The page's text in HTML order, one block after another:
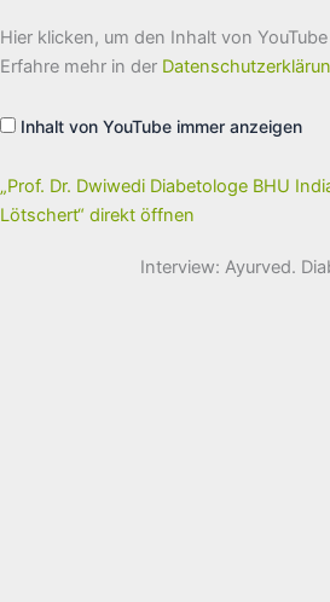
„Prof.
Dr.
Dwiwedi
India
–
Petra
Lötschert“
von
Hier klicken, um den Inhalt von
Erfahre mehr in der
Inhalt von YouTube immer anzeigen
„Prof. Dr. Dwiwedi Diabetologe BHU
Lötschert“ direkt öffnen
Interview: Ayurved.